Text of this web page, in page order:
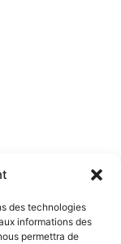
des technologies
informations des
permettra de